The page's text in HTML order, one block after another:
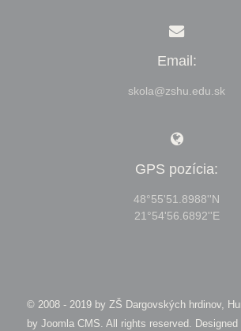
Email:
skola@zshu.edu.sk
GPS pozícia:
48°55'51.8988''N
21°54'56.6892''E
© 2008 - 2019 by ZŠ Dargovských hrdinov,
by Joomla CMS. All rights reserved.